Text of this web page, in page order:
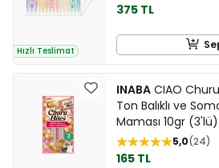
Hızlı Teslimat
375 TL
INABA CIAO
Ton Balıklı ve
Maması 10gr (3'lü)
5,0 24
165 TL